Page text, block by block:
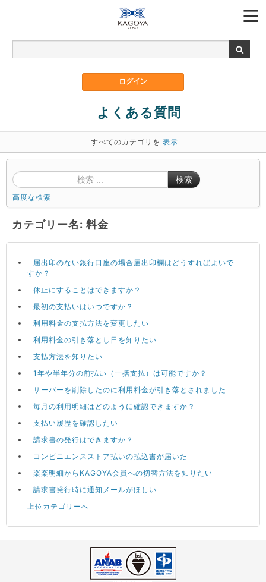
よくある質問
すべてのカテゴリを 表示
検索
高度な検索
カテゴリー名: 料金
届出印のない銀行口座の場合届出印欄はどうすればよいで
すか？
休止にすることはできますか？
最初の支払いはいつですか？
利用料金の支払方法を変更したい
利用料金の引き落とし日を知りたい
支払方法を知りたい
1年や半年分の前払い（一括支払）は可能ですか？
サーバーを削除したのに利用料金が引き落とされました
毎月の利用明細はどのように確認できますか？
支払い履歴を確認したい
請求書の発行はできますか？
コンビニエンスストア払いの払込書が届いた
楽楽明細からKAGOYA会員への切替方法を知りたい
請求書発行時に通知メールがほしい
上位カテゴリーへ